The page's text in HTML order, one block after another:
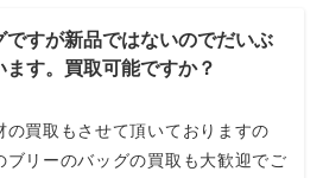
ですが新品ではないのでだいぶ
す。買取可能ですか？
の買取もさせて頂いておりますの
ブリーのバッグの買取も大歓迎でご